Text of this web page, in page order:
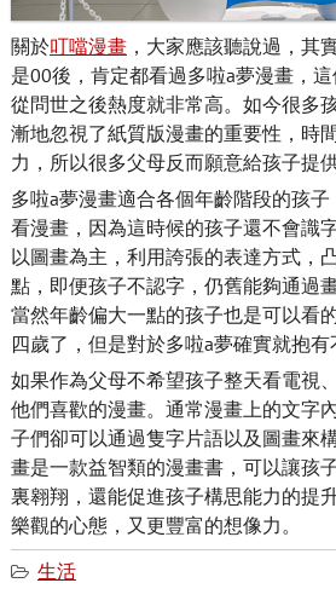
關於叮噹漫畫，大家應該聽說過，其
是00後，肯定都看過多啦a夢漫畫，
從問世之後熱度就非常高。如今很多
漸地忽視了紙質版漫畫的重要性，時
力，所以很多父母反而願意給孩子提供
多啦a夢漫畫適合各個年齡階段的孩
看漫畫，因為這時候的孩子還不會識
以圖畫為主，利用誇張的表達方式，
點，即便孩子不認字，仍舊能夠通過
當然年齡偏大一點的孩子也是可以看
四歲了，但是對於多啦a夢確實就抱有
如果作為父母不希望孩子整天看電視
他們喜歡的漫畫。通常漫畫上的文字
子們卻可以通過隻字片語以及圖畫來
畫是一款益智類的漫畫書，可以讓孩
裏翱翔，還能促進孩子構思能力的提
樂觀的心態，又更豐富的想像力。
生活